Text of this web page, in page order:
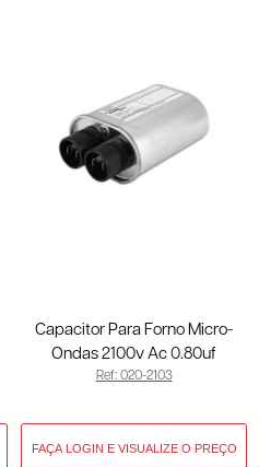
Capacitor Para Forno Micro-
Ondas 2100v Ac 0.80uf
50/60hz 2 Teminais Fino 020-
Ref: 020-2103